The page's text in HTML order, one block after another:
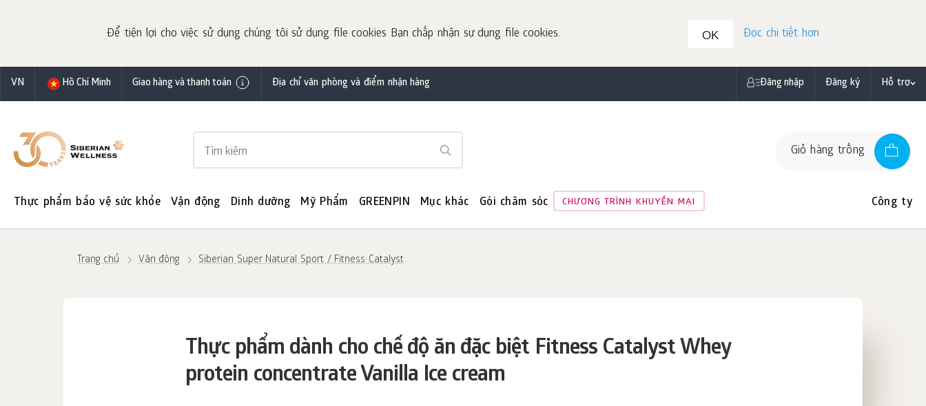
Để tiện lợi cho việc sử dụng chúng tôi sử dụng file cookies Bạn chấp nhận sự dụng file cookies. OK Đọc chi tiết hơn
VN Hồ Chí Minh Giao hàng và thanh toán Địa chỉ văn phòng và điểm nhận hàng Đăng nhập Đăng ký Hỗ trợ
Giỏ hàng trống
Thực phẩm bảo vệ sức khỏe Vận động Dinh dưỡng Mỹ Phẩm GREENPIN Mục khác Gói chăm sóc CHƯƠNG TRÌNH KHUYẾN MẠI Công ty
Trang chủ Vận động Siberian Super Natural Sport / Fitness Catalyst
Thực phẩm dành cho chế độ ăn đặc biệt Fitness Catalyst Whey
protein concentrate Vanilla Ice cream